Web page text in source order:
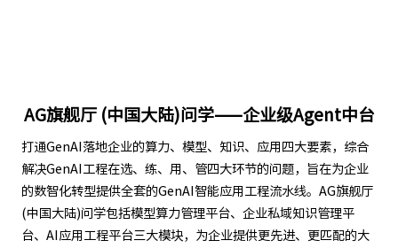
AG旗舰厅 (中国大陆)问学——企业级Agent中台
打通GenAI落地企业的算力、模型、知识、应用四大要素，综合
解决GenAI工程在选、练、用、管四大环节的问题，旨在为企业
的数智化转型提供全套的GenAI智能应用工程流水线。AG旗舰厅
(中国大陆)问学包括模型算力管理平台、企业私域知识管理平
台、AI应用工程平台三大模块，为企业提供更先进、更匹配的大